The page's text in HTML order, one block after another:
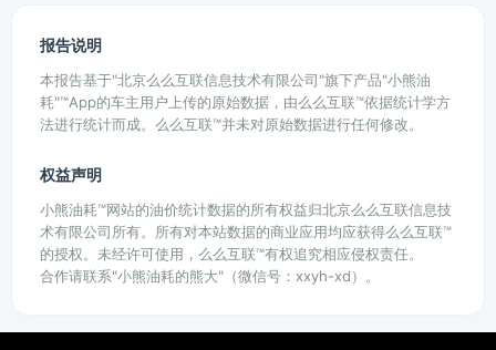
报告说明
本报告基于"北京么么互联信息技术有限公司"旗下产品"小熊油
耗"™App的车主用户上传的原始数据，由么么互联™依据统计学方
法进行统计而成。么么互联™并未对原始数据进行任何修改。
权益声明
小熊油耗™网站的油价统计数据的所有权益归北京么么互联信息技
术有限公司所有。所有对本站数据的商业应用均应获得么么互联™
的授权。未经许可使用，么么互联™有权追究相应侵权责任。
合作请联系"小熊油耗的熊大"（微信号：xxyh-xd）。